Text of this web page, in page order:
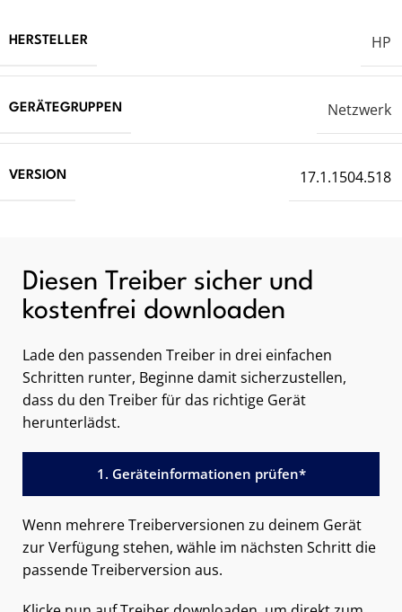
HERSTELLER HP
GERÄTEGRUPPEN Netzwerk
VERSION 17.1.1504.518
Diesen Treiber sicher und
kostenfrei downloaden
Lade den passenden Treiber in drei einfachen
Schritten runter, Beginne damit sicherzustellen,
dass du den Treiber für das richtige Gerät
herunterlädst.
1. Geräteinformationen prüfen*
Wenn mehrere Treiberversionen zu deinem Gerät
zur Verfügung stehen, wähle im nächsten Schritt die
passende Treiberversion aus.